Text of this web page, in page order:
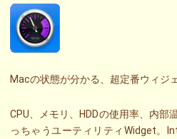
Macの状態が分かる、超定番ウィジ
CPU、メモリ、HDDの使用率、内部
っちゃうユーティリティWidget。